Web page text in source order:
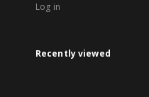
Log in
Recently viewed